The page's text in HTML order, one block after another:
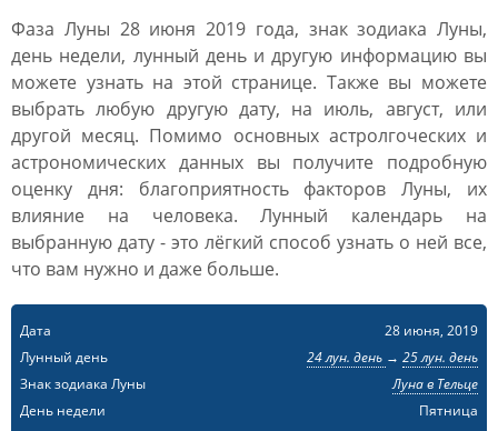
Фаза Луны 28 июня 2019 года, знак зодиака Луны,
день недели, лунный день и другую информацию вы
можете узнать на этой странице. Также вы можете
выбрать любую другую дату, на июль, август, или
другой месяц. Помимо основных астролгоческих и
астрономических данных вы получите подробную
оценку дня: благоприятность факторов Луны, их
влияние на человека. Лунный календарь на
выбранную дату - это лёгкий способ узнать о ней все,
что вам нужно и даже больше.
Дата
28 июня, 2019
Лунный день
24 лун. день → 25 лун. день
Знак зодиака Луны
Луна в Тельце
День недели
Пятница